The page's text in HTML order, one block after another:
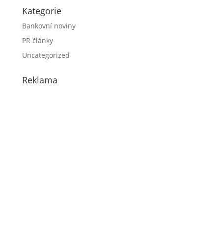
Kategorie
Bankovní noviny
PR články
Uncategorized
Reklama